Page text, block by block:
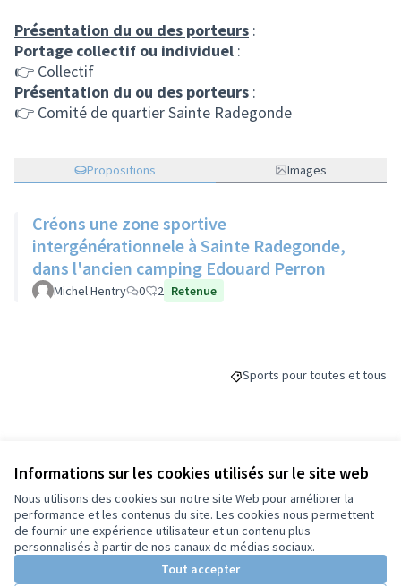
Informations sur les cookies utilisés sur le site web
Nous utilisons des cookies sur notre site Web pour améliorer la
performance et les contenus du site. Les cookies nous permettent
de fournir une expérience utilisateur et un contenu plus
personnalisés à partir de nos canaux de médias sociaux.
Tout accepter
Présentation du ou des porteurs :
Portage collectif ou individuel :
👉 Collectif
Présentation du ou des porteurs :
👉 Comité de quartier Sainte Radegonde
Propositions Images
Créons une zone sportive
intergénérationnele à Sainte Radegonde,
dans l'ancien camping Edouard Perron
Michel Hentry 0 2 Retenue
Filtrer les résultats de la
Sports pour toutes et tous
Budget
70 000 €
Suivre Partager